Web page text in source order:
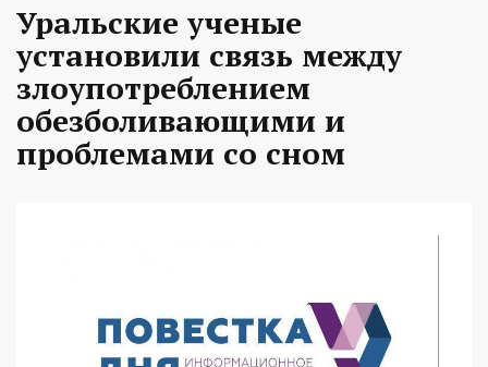
Уральские ученые
установили связь между
злоупотреблением
обезболивающими и
проблемами со сном